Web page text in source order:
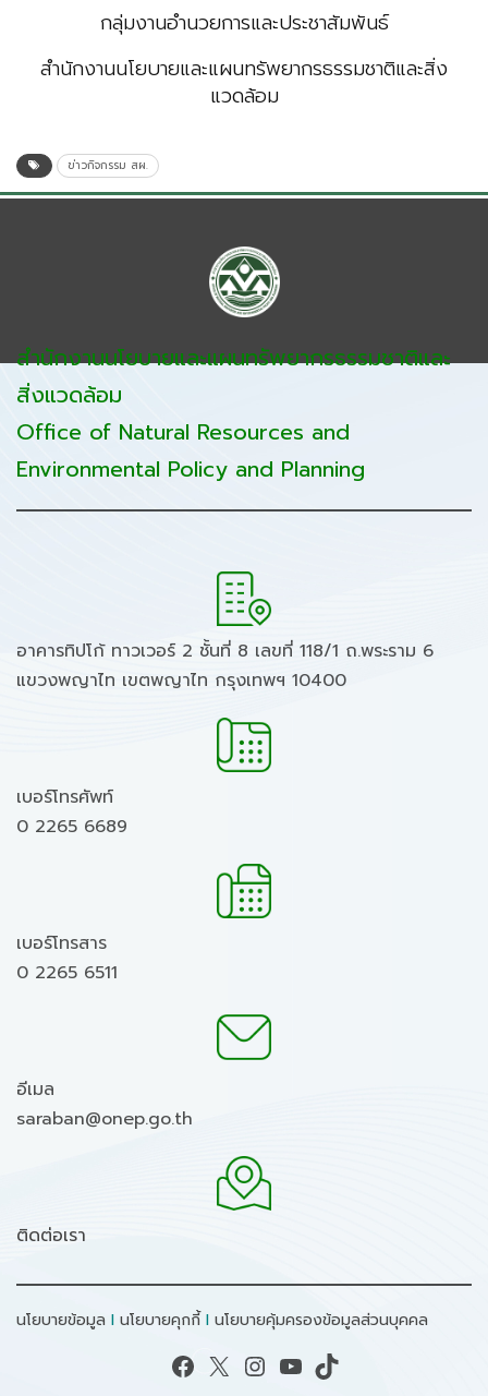
กลุ่มงานอำนวยการและประชาสัมพันธ์
สำนักงานนโยบายและแผนทรัพยากรธรรมชาติและสิ่ง
แวดล้อม
ข่าวกิจกรรม สผ.
สำนักงานนโยบายและแผนทรัพยากรธรรมชาติและ
สิ่งแวดล้อม
Office of Natural Resources and
Environmental Policy and Planning
อาคารทิปโก้ ทาวเวอร์ 2 ชั้นที่ 8 เลขที่ 118/1 ถ.พระราม 6
แขวงพญาไท เขตพญาไท กรุงเทพฯ 10400
เบอร์โทรศัพท์
0 2265 6689
เบอร์โทรสาร
0 2265 6511
อีเมล
saraban@onep.go.th
ติดต่อเรา
นโยบายข้อมูล I นโยบายคุกกี้ I นโยบายคุ้มครองข้อมูลส่วนบุคคล
Facebook X Instagram YouTube TikTok